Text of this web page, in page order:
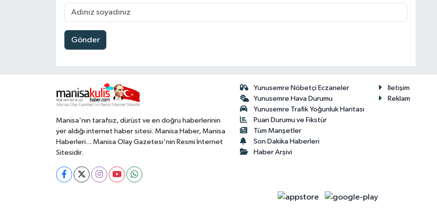
Gönder
Manisa'nın tarafsız, dürüst ve en doğru haberlerinin
yer aldığı internet haber sitesi. Manisa Haber, Manisa
Haberleri... Manisa Olay Gazetesi'nin Resmi İnternet
Sitesidir.
Yunusemre Nöbetçi Eczaneler
Yunusemre Hava Durumu
Yunusemre Trafik Yoğunluk Haritası
Puan Durumu ve Fikstür
Tüm Manşetler
Son Dakika Haberleri
Haber Arşivi
İletişim
Reklam